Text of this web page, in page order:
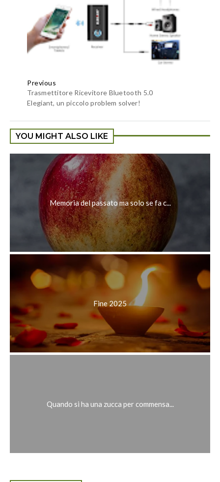
Previous
Trasmettitore Ricevitore Bluetooth 5.0
Elegiant, un piccolo problem solver!
YOU MIGHT ALSO LIKE
Memoria del passato ma solo se fa c...
Fine 2025
Quando si ha una zucca per commensa...